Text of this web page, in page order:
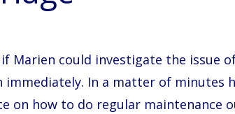
Marien could investigate the issue
In a matter of minutes
on how to do regular maintenance